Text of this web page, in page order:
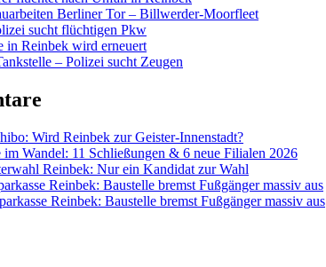
Berliner Tor – Billwerder-Moorfleet
sucht flüchtigen Pkw
Reinbek wird erneuert
– Polizei sucht Zeugen
Wird Reinbek zur Geister-Innenstadt?
im Wandel: 11 Schließungen & 6 neue Filialen 2026
Reinbek: Nur ein Kandidat zur Wahl
Reinbek: Baustelle bremst Fußgänger massiv aus
Reinbek: Baustelle bremst Fußgänger massiv aus